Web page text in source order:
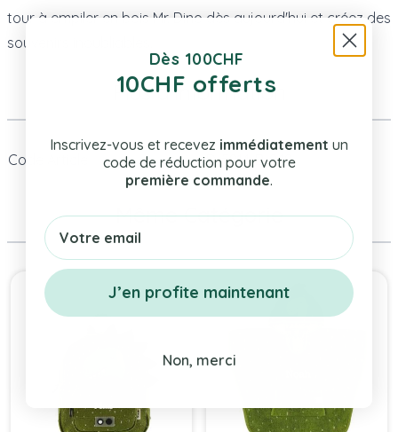
tour à empiler en bois Mr. Dino dès aujourd'hui et créez des
souvenirs inoubliables.
Plus d’information
Code Article D-5914-B-949
Même Catégorie
Press to skip carousel
Dès 100CHF
10CHF offerts
Inscrivez-vous et recevez immédiatement un
code de réduction pour votre
première commande.
Email
J’en profite maintenant
Non, merci